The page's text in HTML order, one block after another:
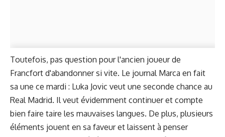
Toutefois, pas question pour l'ancien joueur de
Francfort d'abandonner si vite. Le journal Marca en fait
sa une ce mardi : Luka Jovic veut une seconde chance au
Real Madrid. Il veut évidemment continuer et compte
bien faire taire les mauvaises langues. De plus, plusieurs
éléments jouent en sa faveur et laissent à penser